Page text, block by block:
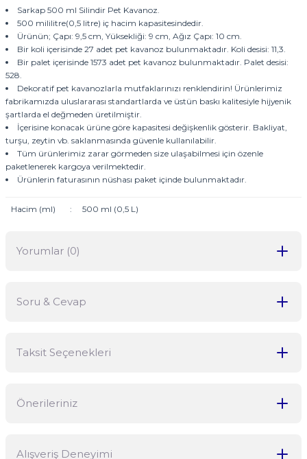
Sarkap 500 ml Silindir Pet Kavanoz.
500 mililitre(0,5 litre) iç hacim kapasitesindedir.
Ürünün; Çapı: 9,5 cm, Yüksekliği: 9 cm, Ağız Çapı: 10 cm.
Bir koli içerisinde 27 adet pet kavanoz bulunmaktadır. Koli desisi: 11,3.
Bir palet içerisinde 1573 adet pet kavanoz bulunmaktadır. Palet desisi:
528.
Dekoratif pet kavanozlarla mutfaklarınızı renklendirin! Ürünlerimiz
fabrikamızda uluslararası standartlarda ve üstün baskı kalitesiyle hijyenik
şartlarda el değmeden üretilmiştir.
İçerisine konacak ürüne göre kapasitesi değişkenlik gösterir. Bakliyat,
turşu, zeytin vb. saklanmasında güvenle kullanılabilir.
Tüm ürünlerimiz zarar görmeden size ulaşabilmesi için özenle
paketlenerek kargoya verilmektedir.
Ürünlerin faturasının nüshası paket içinde bulunmaktadır.
Hacim (ml) : 500 ml (0,5 L)
Yorumlar (0)
Soru & Cevap
Taksit Seçenekleri
Önerileriniz
konularda yetersiz gördüğünüz noktaları öneri formunu kullanarak
Alışveriş Deneyimi